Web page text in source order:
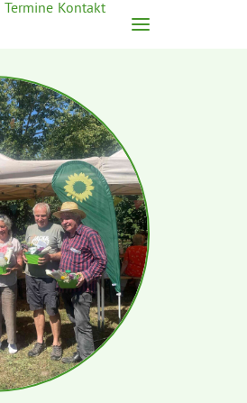
Termine Kontakt